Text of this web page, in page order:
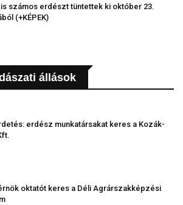
is számos erdészt tüntettek ki október 23.
(+KÉPEK)
állások
erdész munkatársakat keres a Kozák-
oktatót keres a Déli Agrárszakképzési